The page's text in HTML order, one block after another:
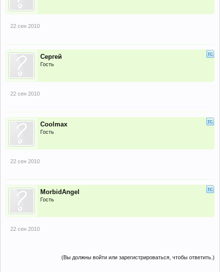
22 сен 2010
Сергей
Гость
22 сен 2010
Coolmax
Гость
22 сен 2010
MorbidAngel
Гость
22 сен 2010
(Вы должны войти или зарегистрироваться, чтобы ответить.)